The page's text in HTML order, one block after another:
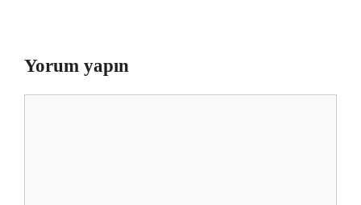
Yorum yapın